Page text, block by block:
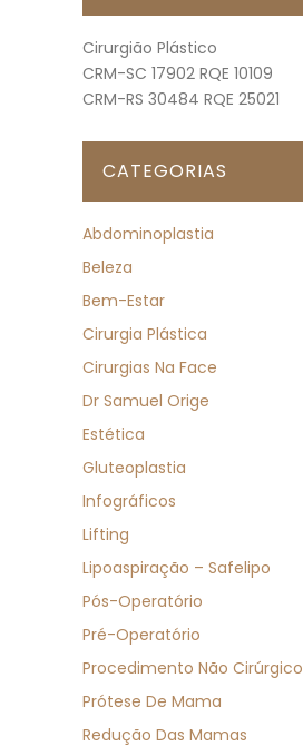
Cirurgião Plástico
CRM-SC 17902 RQE 10109
CRM-RS 30484 RQE 25021
CATEGORIAS
Abdominoplastia
Beleza
Bem-Estar
Cirurgia Plástica
Cirurgias Na Face
Dr Samuel Orige
Estética
Gluteoplastia
Infográficos
Lifting
Lipoaspiração – Safelipo
Pós-Operatório
Pré-Operatório
Procedimento Não Cirúrgico
Prótese De Mama
Redução Das Mamas